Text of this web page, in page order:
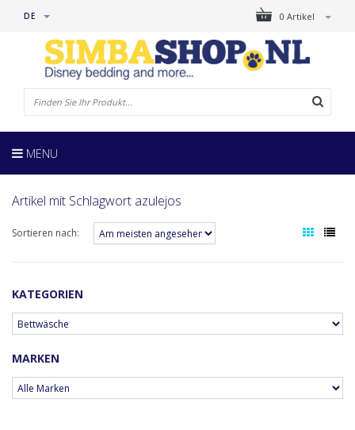
0 Artikel
DE
MENU
Artikel mit Schlagwort azulejos
Sortieren nach:
KATEGORIEN
MARKEN